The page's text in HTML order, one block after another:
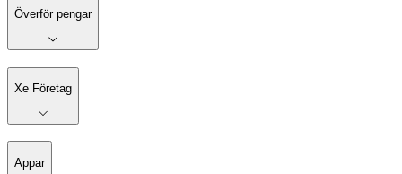
Överför pengar
Xe Företag
Appar